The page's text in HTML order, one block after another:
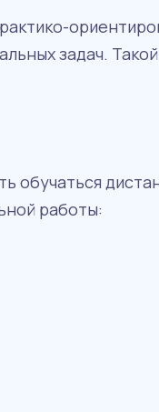
задач.
обучаться
работы: